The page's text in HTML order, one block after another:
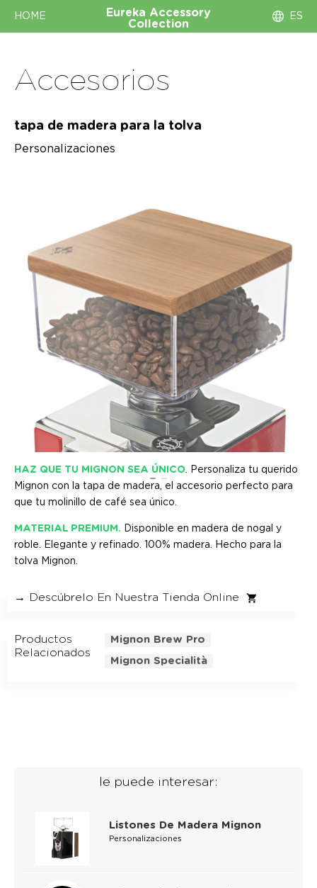
HOME Eureka Accessory
Collection
ES
Accesorios
tapa de madera para la tolva
Personalizaciones
HAZ QUE TU MIGNON SEA ÚNICO. Personaliza tu querido
Mignon con la tapa de madera, el accesorio perfecto para
que tu molinillo de café sea único.
MATERIAL PREMIUM. Disponible en madera de nogal y
roble. Elegante y refinado. 100% madera. Hecho para la
tolva Mignon.
→ Descúbrelo En Nuestra Tienda Online
Productos
Relacionados
Mignon Brew Pro
Mignon Specialità
le puede interesar:
Listones De Madera Mignon
Personalizaciones